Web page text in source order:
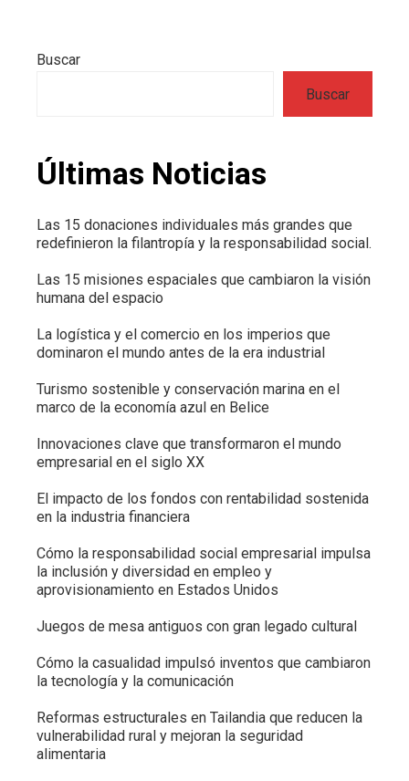
Buscar
Buscar
Últimas Noticias
Las 15 donaciones individuales más grandes que
redefinieron la filantropía y la responsabilidad social.
Las 15 misiones espaciales que cambiaron la visión
humana del espacio
La logística y el comercio en los imperios que
dominaron el mundo antes de la era industrial
Turismo sostenible y conservación marina en el
marco de la economía azul en Belice
Innovaciones clave que transformaron el mundo
empresarial en el siglo XX
El impacto de los fondos con rentabilidad sostenida
en la industria financiera
Cómo la responsabilidad social empresarial impulsa
la inclusión y diversidad en empleo y
aprovisionamiento en Estados Unidos
Juegos de mesa antiguos con gran legado cultural
Cómo la casualidad impulsó inventos que cambiaron
la tecnología y la comunicación
Reformas estructurales en Tailandia que reducen la
vulnerabilidad rural y mejoran la seguridad
alimentaria